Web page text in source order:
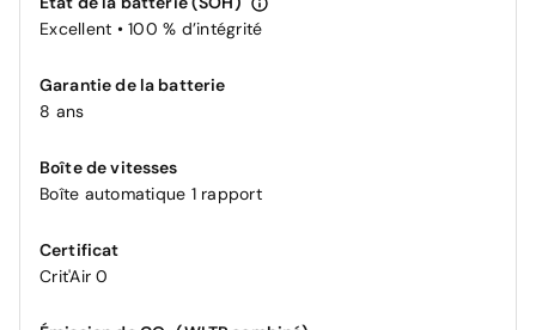
Excellent • 100 % d’intégrité
Garantie de la batterie
8 ans
Boîte de vitesses
Boîte automatique 1 rapport
Certificat
Crit'Air 0